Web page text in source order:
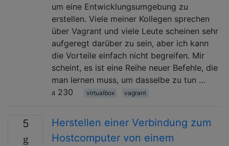
um eine Entwicklungsumgebung zu
erstellen. Viele meiner Kollegen sprechen
über Vagrant und viele Leute scheinen sehr
aufgeregt darüber zu sein, aber ich kann
die Vorteile einfach nicht begreifen. Mir
scheint, es ist eine Reihe neuer Befehle, die
man lernen muss, um dasselbe zu tun …
230
virtualbox vagrant
5
Herstellen einer Verbindung zum
Hostcomputer von einem